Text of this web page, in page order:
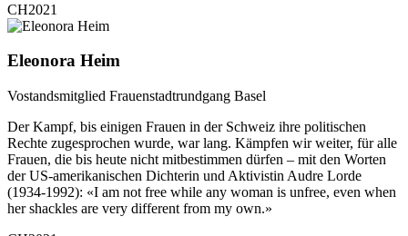
CH2021
Eleonora Heim
Vostandsmitglied Frauenstadtrundgang Basel
Der Kampf, bis einigen Frauen in der Schweiz ihre politischen
Rechte zugesprochen wurde, war lang. Kämpfen wir weiter, für alle
Frauen, die bis heute nicht mitbestimmen dürfen – mit den Worten
der US-amerikanischen Dichterin und Aktivistin Audre Lorde
(1934-1992): «I am not free while any woman is unfree, even when
her shackles are very different from my own.»